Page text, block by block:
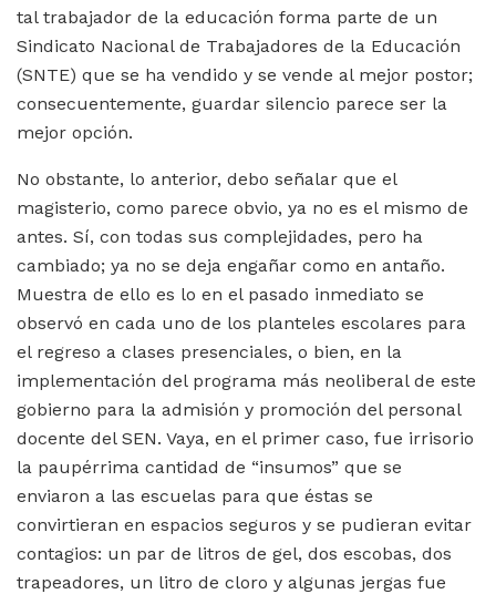
tal trabajador de la educación forma parte de un
Sindicato Nacional de Trabajadores de la Educación
(SNTE) que se ha vendido y se vende al mejor postor;
consecuentemente, guardar silencio parece ser la
mejor opción.
No obstante, lo anterior, debo señalar que el
magisterio, como parece obvio, ya no es el mismo de
antes. Sí, con todas sus complejidades, pero ha
cambiado; ya no se deja engañar como en antaño.
Muestra de ello es lo en el pasado inmediato se
observó en cada uno de los planteles escolares para
el regreso a clases presenciales, o bien, en la
implementación del programa más neoliberal de este
gobierno para la admisión y promoción del personal
docente del SEN. Vaya, en el primer caso, fue irrisorio
la paupérrima cantidad de “insumos” que se
enviaron a las escuelas para que éstas se
convirtieran en espacios seguros y se pudieran evitar
contagios: un par de litros de gel, dos escobas, dos
trapeadores, un litro de cloro y algunas jergas fue